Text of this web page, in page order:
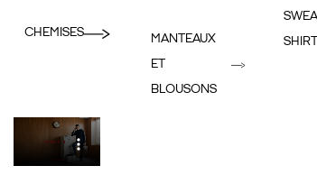
CHEMISES
MANTEAUX
ET
BLOUSONS